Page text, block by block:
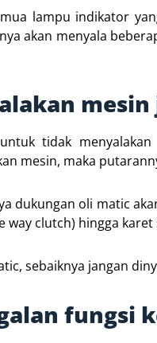
lampu indikator
akan menyala
tidak
mesin, maka
dukungan oli matic
way clutch) hingga karet
sebaiknya jangan
fungsi